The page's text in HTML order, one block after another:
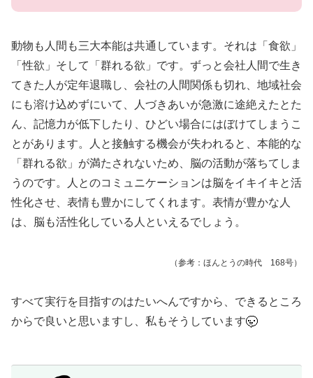
動物も人間も三大本能は共通しています。それは「食欲」
「性欲」そして「群れる欲」です。ずっと会社人間で生き
てきた人が定年退職し、会社の人間関係も切れ、地域社会
にも溶け込めずにいて、人づきあいが急激に途絶えたとた
ん、記憶力が低下したり、ひどい場合にはぼけてしまうこ
とがあります。人と接触する機会が失われると、本能的な
「群れる欲」が満たされないため、脳の活動が落ちてしま
うのです。人とのコミュニケーションは脳をイキイキと活
性化させ、表情も豊かにしてくれます。表情が豊かな人
は、脳も活性化している人といえるでしょう。
（参考：ほんとうの時代 168号）
すべて実行を目指すのはたいへんですから、できるところ
からで良いと思いますし、私もそうしています